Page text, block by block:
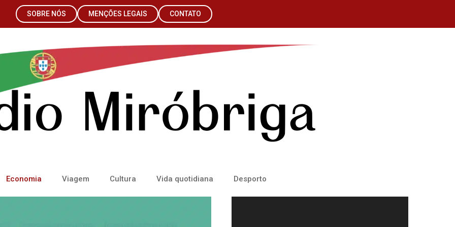
SOBRE NÓS MENÇÕES LEGAIS CONTATO
Economia Viagem Cultura Vida quotidiana Desporto